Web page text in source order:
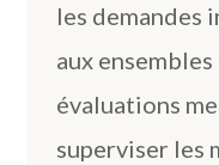
les demandes
aux
évaluations
superviser les